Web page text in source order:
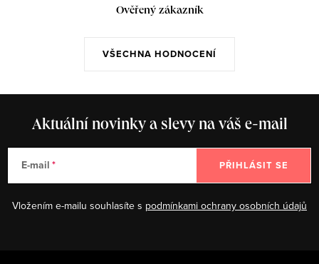
VŠECHNA HODNOCENÍ
Ověřený zákazník
Aktuální novinky a slevy na váš e-mail
E-mail
Vložením e-mailu souhlasíte s podmínkami ochrany osobních údajů
PŘIHLÁSIT SE